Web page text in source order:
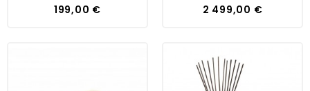
199,00 € 2 499,00 €